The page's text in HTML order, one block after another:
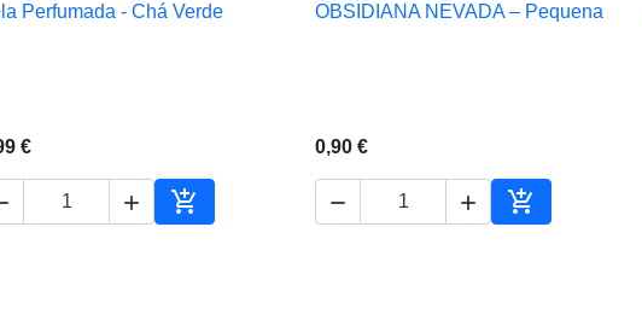
 Vista rápida
Perfumada - Chá Verde
€
 
Adicionar ao carrinho
 Vista rápida
OBSIDIANA NEVADA – Pequena
0,90 €
  
Adicionar ao